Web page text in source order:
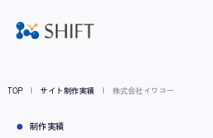
TOP サイト制作実績 株式会社イワコー
制作実績